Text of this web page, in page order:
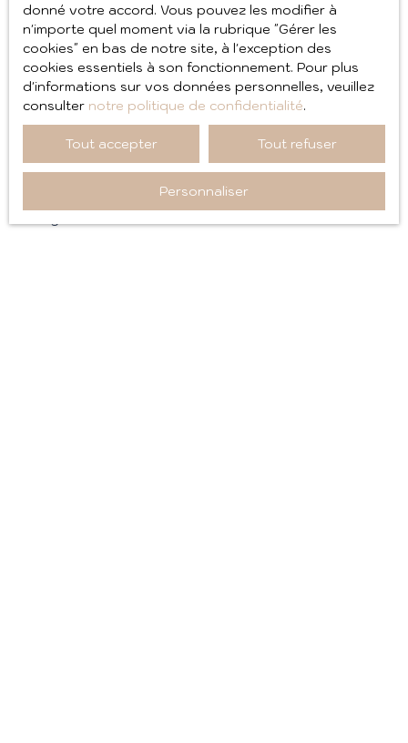
La responsabilité de l’éditeur du site ne pourra être
engagée en cas de force majeure ou de faits
indépendants de sa volonté.
Modifications des mentions
légales
L’éditeur se réserve le droit de modifier, librement et à
du site constitue l’acceptation des mentions légales
donné votre accord. Vous pouvez les modifier à
n'importe quel moment via la rubrique ″Gérer les
cookies″ en bas de notre site, à l'exception des
cookies essentiels à son fonctionnement. Pour plus
d'informations sur vos données personnelles, veuillez
consulter notre politique de confidentialité.
Tout accepter Tout refuser
Personnaliser